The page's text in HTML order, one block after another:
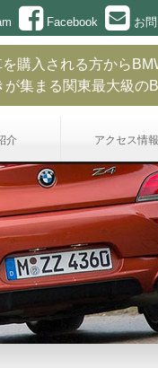
Facebook お
購入される方から
が集まる関東最大級の
介 アクセス情報